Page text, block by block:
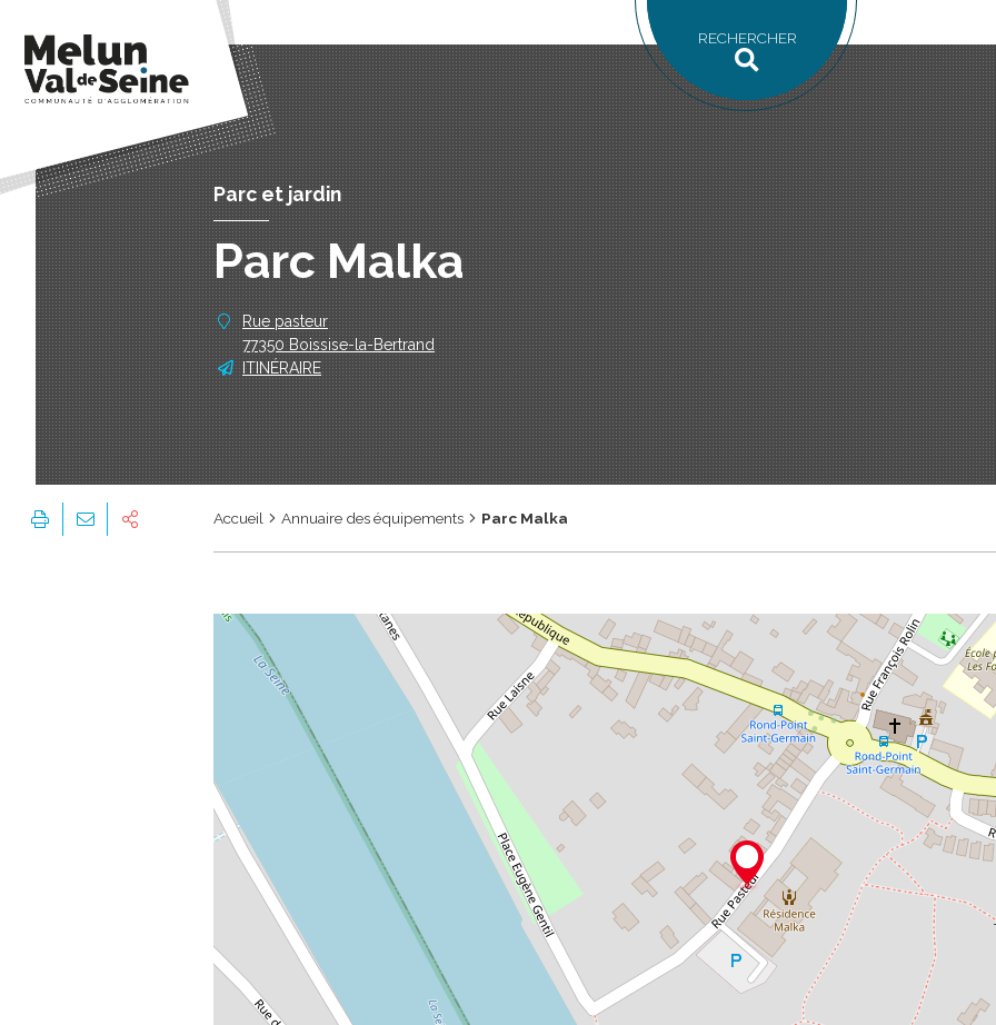
RECHERCHER
Parc et jardin
Parc Malka
Rue pasteur
77350 Boissise-la-Bertrand
ITINÉRAIRE
Accueil Annuaire des équipements Parc Malka